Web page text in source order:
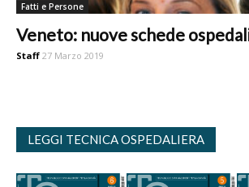
Fatti e Persone
Veneto: nuove schede
Staff 27 Marzo 2019
LEGGI TECNICA OSPEDALIERA